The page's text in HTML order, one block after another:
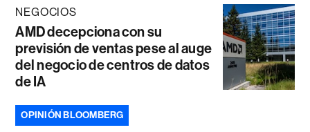
NEGOCIOS
AMD decepciona con su
previsión de ventas pese al auge
del negocio de centros de datos
de IA
OPINIÓN BLOOMBERG